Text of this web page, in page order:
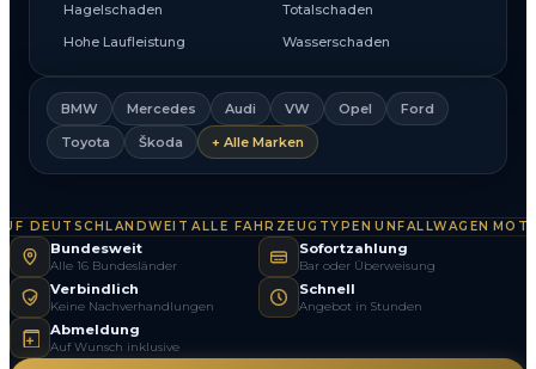
Hagelschaden
Totalschaden
Hohe Laufleistung
Wasserschaden
BMW Mercedes Audi VW Opel
Ford
Toyota
Škoda + Alle Marken
DEUTSCHLANDWEIT·ALLE FAHRZEUGTYPEN·UNFALLWAGEN·
Bundesweit
Alle 16 Bundesländer
Sofortzahlung
Bar oder Überweisung
Verbindlich
Keine Nachverhandlungen
Schnell
Angebot in Stunden
Abmeldung
Auf Wunsch inklusive